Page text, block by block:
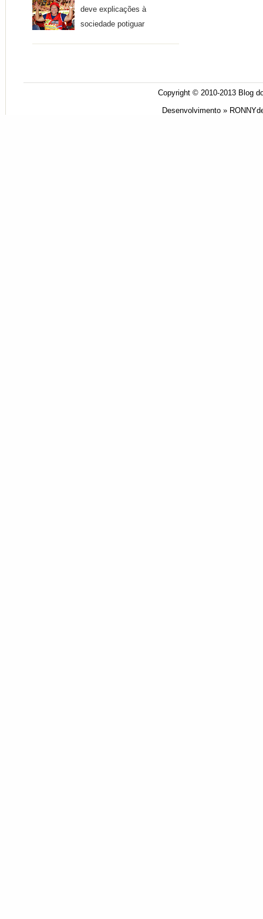
deve explicações à
sociedade potiguar
Copyright © 2010-2013 Blog
Desenvolvimento »